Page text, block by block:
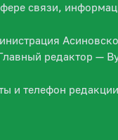
связи,
редактор —
и телефон